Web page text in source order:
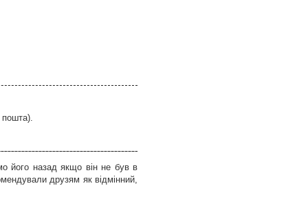
його назад якщо він не був в
друзям як відмінний,